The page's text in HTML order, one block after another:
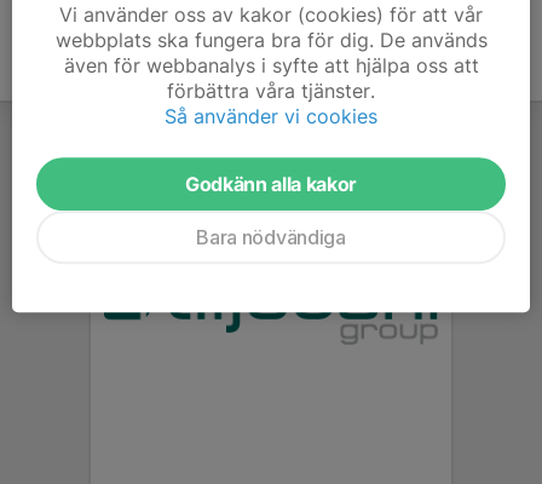
Vi använder oss av kakor (cookies) för att vår
webbplats ska fungera bra för dig. De används
även för webbanalys i syfte att hjälpa oss att
förbättra våra tjänster.
Så använder vi cookies
Godkänn alla kakor
Bara nödvändiga